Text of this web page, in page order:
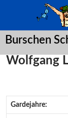
Burschen
ZUM
Wolfgang
Gardejahre: